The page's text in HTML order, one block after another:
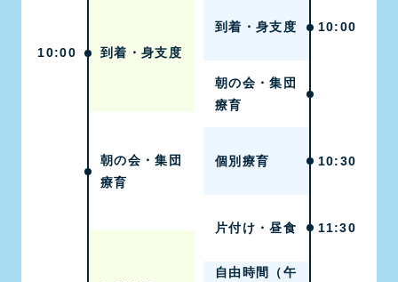
10:00 到着・身支度
朝の会・集団
療育
10:00
到着・身支度
朝の会・集団
療育
10:30
個別療育
11:30
片付け・昼食
自由時間（午